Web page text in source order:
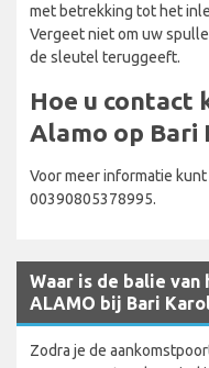
met betrekking tot het
Vergeet niet om uw
de sleutel teruggeeft.
Hoe u contact
Alamo op Bari
Voor meer informatie
00390805378995.
Waar is de balie
ALAMO bij Bari
Zodra je de